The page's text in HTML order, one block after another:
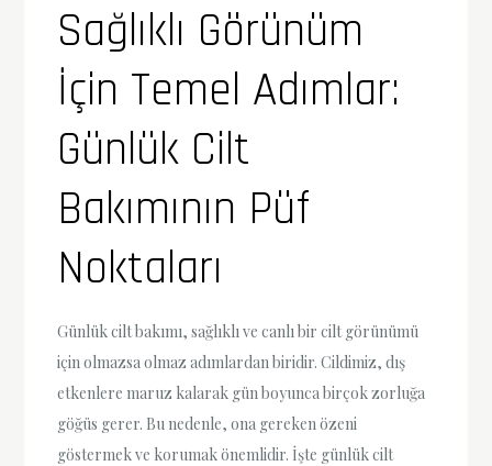
Sağlıklı Görünüm
İçin Temel Adımlar:
Günlük Cilt
Bakımının Püf
Noktaları
Günlük cilt bakımı, sağlıklı ve canlı bir cilt görünümü
için olmazsa olmaz adımlardan biridir. Cildimiz, dış
etkenlere maruz kalarak gün boyunca birçok zorluğa
göğüs gerer. Bu nedenle, ona gereken özeni
göstermek ve korumak önemlidir. İşte günlük cilt